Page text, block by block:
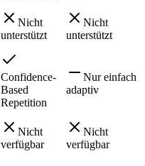
Nicht
unterstützt
Nicht
unterstützt
Confidence-
Based
Repetition
Nur einfach
adaptiv
Nicht
verfügbar
Nicht
verfügbar